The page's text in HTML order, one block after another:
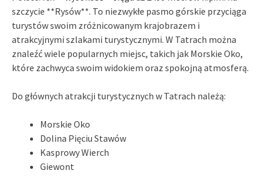
szczycie **Rysów**. To niezwykłe pasmo górskie przyciąga
turystów swoim zróżnicowanym krajobrazem i
atrakcyjnymi szlakami turystycznymi. W Tatrach można
znaleźć wiele popularnych miejsc, takich jak Morskie Oko,
które zachwyca swoim widokiem oraz spokojną atmosferą.
Do głównych atrakcji turystycznych w Tatrach należą:
Morskie Oko
Dolina Pięciu Stawów
Kasprowy Wierch
Giewont